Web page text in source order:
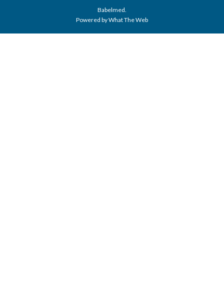
Babelmed.
Powered by What The Web